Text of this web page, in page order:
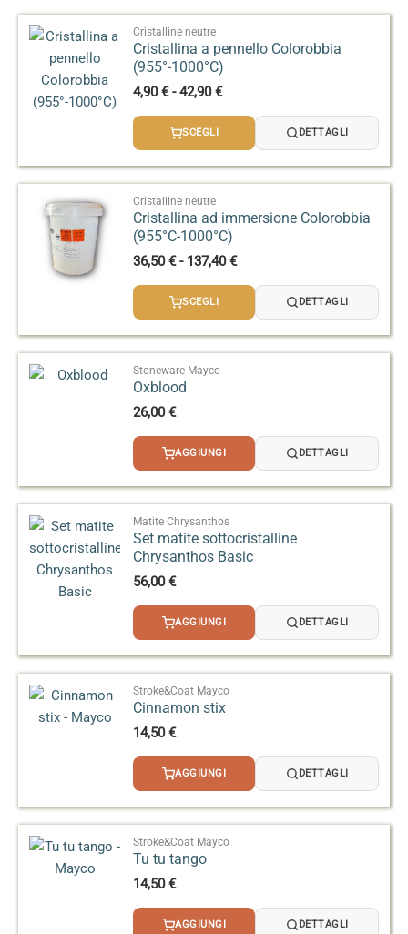
Cristalline neutre
Cristallina a pennello Colorobbia
(955°-1000°C)
4,90€ - 42,90€Fascia
prezzo:
SCEGLI DETTAGLI
Cristalline neutre
Cristallina ad immersione Colorobbia
(955°C-1000°C)
36,50€ - 137,40€Fascia
prezzo:
SCEGLI DETTAGLI
Stoneware Mayco
Oxblood
26,00€
AGGIUNGI DETTAGLI
Matite Chrysanthos
Set matite sottocristalline
Chrysanthos Basic
56,00€
AGGIUNGI DETTAGLI
Stroke&Coat Mayco
Cinnamon stix
14,50€
AGGIUNGI DETTAGLI
Stroke&Coat Mayco
Tu tu tango
14,50€
AGGIUNGI DETTAGLI